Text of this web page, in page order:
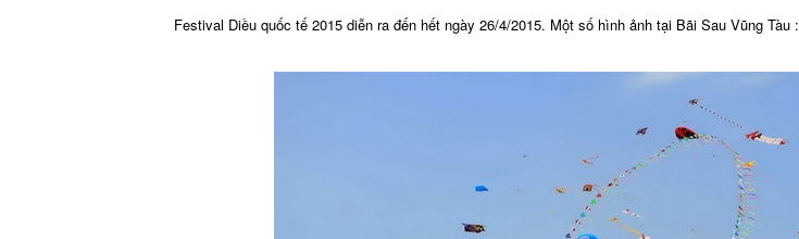
Festival Diều quốc tế 2015 diễn ra đến hết ngày 26/4/2015. Một số hình ảnh tại Bãi Sau Vũng Tàu :